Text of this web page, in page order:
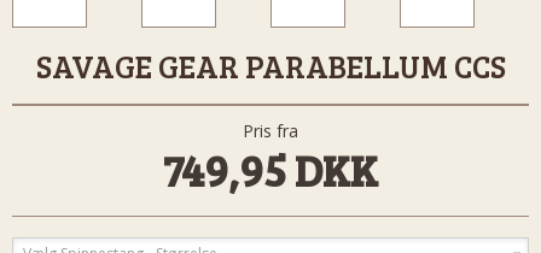
SAVAGE GEAR PARABELLUM CCS
Pris fra
749,95 DKK